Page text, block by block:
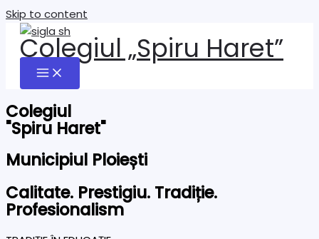
Skip to content
Colegiul „Spiru Haret”
Colegiul
"Spiru Haret"
Municipiul Ploiești
Calitate. Prestigiu. Tradiție.
Profesionalism